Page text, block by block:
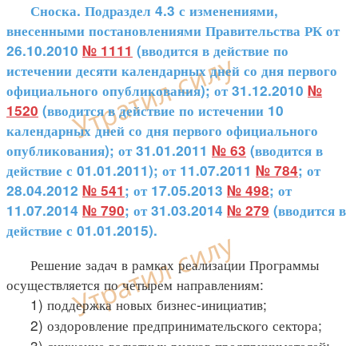
Сноска. Подраздел 4.3 с изменениями,
внесенными постановлениями Правительства РК от
26.10.2010 № 1111 (вводится в действие по
истечении десяти календарных дней со дня первого
официального опубликования); от 31.12.2010 №
1520 (вводится в действие по истечении 10
календарных дней со дня первого официального
опубликования); от 31.01.2011 № 63 (вводится в
действие с 01.01.2011); от 11.07.2011 № 784; от
28.04.2012 № 541; от 17.05.2013 № 498; от
11.07.2014 № 790; от 31.03.2014 № 279 (вводится в
действие с 01.01.2015).
Решение задач в рамках реализации Программы
осуществляется по четырем направлениям:
1) поддержка новых бизнес-инициатив;
2) оздоровление предпринимательского сектора;